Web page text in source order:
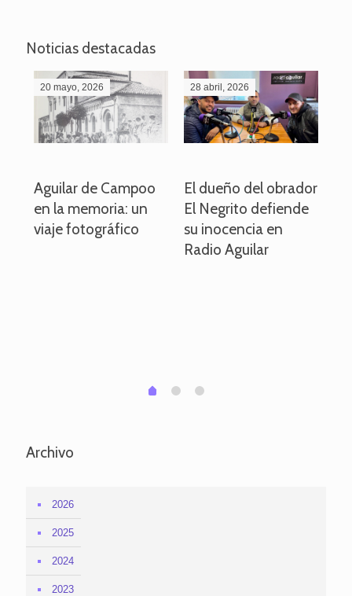
Noticias destacadas
20 mayo, 2026
Aguilar de Campoo
en la memoria: un
viaje fotográfico
28 abril, 2026
El dueño del obrador
El Negrito defiende
su inocencia en
Radio Aguilar
0 1 2
Archivo
2026
2025
2024
2023